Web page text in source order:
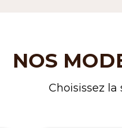
NOS
Choisissez